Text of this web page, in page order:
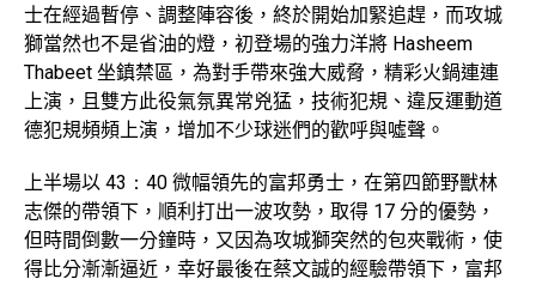
士在經過暫停、調整陣容後，終於開始加緊追趕，而攻城
獅當然也不是省油的燈，初登場的強力洋將 Hasheem
Thabeet 坐鎮禁區，為對手帶來強大威脅，精彩火鍋連連
上演，且雙方此役氣氛異常兇猛，技術犯規、違反運動道
德犯規頻頻上演，增加不少球迷們的歡呼與噓聲。
上半場以 43：40 微幅領先的富邦勇士，在第四節野獸林
志傑的帶領下，順利打出一波攻勢，取得 17 分的優勢，
但時間倒數一分鐘時，又因為攻城獅突然的包夾戰術，使
得比分漸漸逼近，幸好最後在蔡文誠的經驗帶領下，富邦